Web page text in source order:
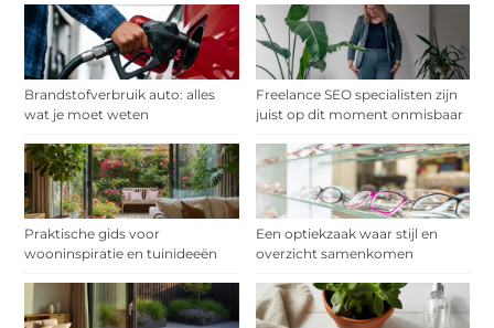
Brandstofverbruik auto: alles
wat je moet weten
Freelance SEO specialisten zijn
juist op dit moment onmisbaar
Praktische gids voor
wooninspiratie en tuinideeën
Een optiekzaak waar stijl en
overzicht samenkomen